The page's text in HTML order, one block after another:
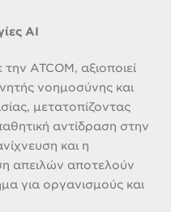
AI
ATCOM, αξιοποιεί
νοημοσύνης και
μετατοπίζοντας
αντίδραση στην
και η
απειλών αποτελούν
για οργανισμούς και